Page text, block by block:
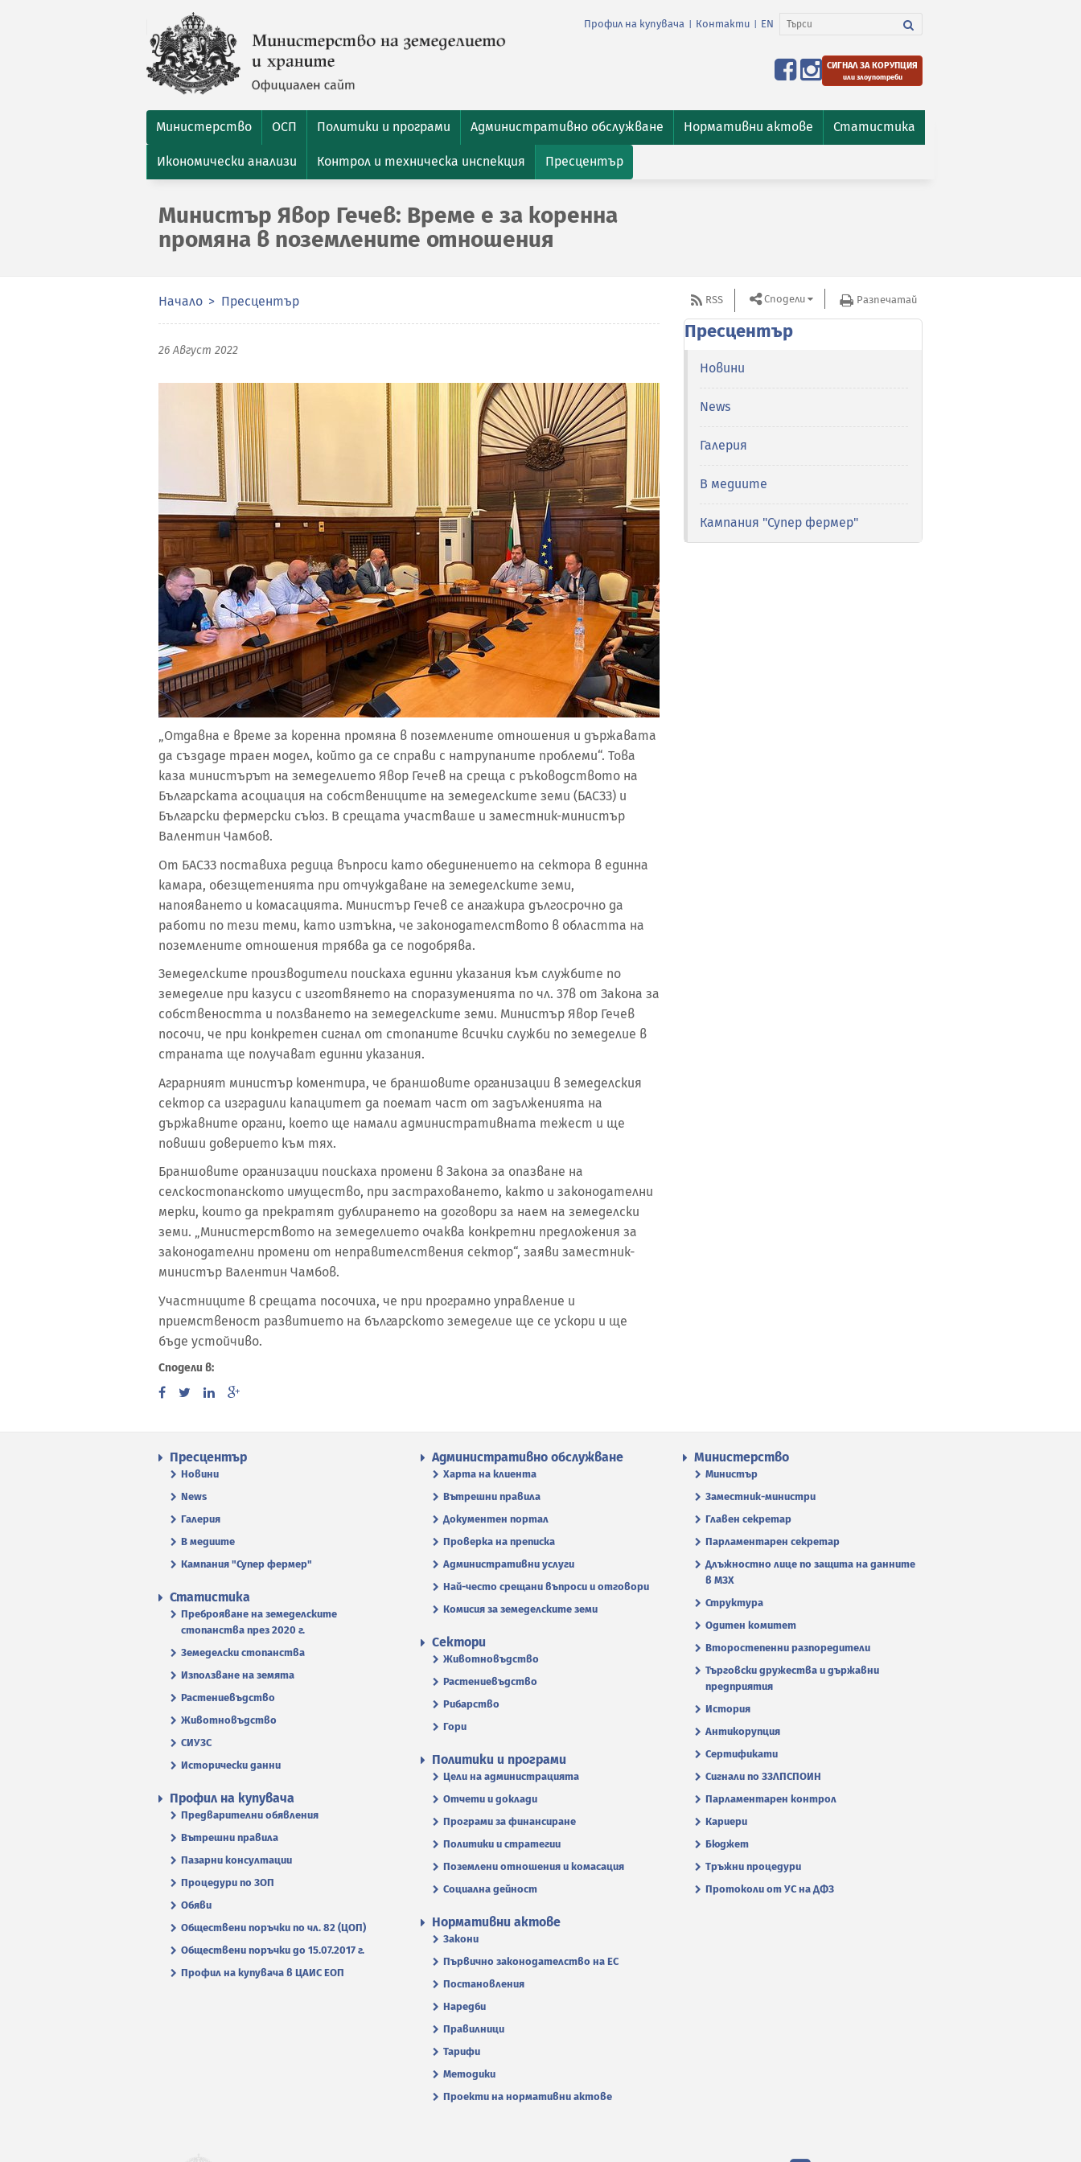
Профил на купувача Контакти EN
СИГНАЛ ЗА КОРУПЦИЯ
или злоупотреби
Министерство ОСП Политики и програми Административно обслужване Нормативни актове Статистика
Икономически анализи Контрол и техническа инспекция Пресцентър
Министър Явор Гечев: Време е за коренна
промяна в поземлените отношения
Начало Пресцентър
26 Август 2022
„Отдавна е време за коренна промяна в поземлените отношения и държавата
да създаде траен модел, който да се справи с натрупаните проблеми“. Това
каза министърът на земеделието Явор Гечев на среща с ръководството на
Българската асоциация на собствениците на земеделските земи (БАСЗЗ) и
Български фермерски съюз. В срещата участваше и заместник-министър
Валентин Чамбов.
От БАСЗЗ поставиха редица въпроси като обединението на сектора в единна
камара, обезщетенията при отчуждаване на земеделските земи,
напояването и комасацията. Министър Гечев се ангажира дългосрочно да
работи по тези теми, като изтъкна, че законодателството в областта на
поземлените отношения трябва да се подобрява.
Земеделските производители поискаха единни указания към службите по
земеделие при казуси с изготвянето на споразуменията по чл. 37в от Закона за
собствеността и ползването на земеделските земи. Министър Явор Гечев
посочи, че при конкретен сигнал от стопаните всички служби по земеделие в
страната ще получават единни указания.
Аграрният министър коментира, че браншовите организации в земеделския
сектор са изградили капацитет да поемат част от задълженията на
държавните органи, което ще намали административната тежест и ще
повиши доверието към тях.
Браншовите организации поискаха промени в Закона за опазване на
селскостопанското имущество, при застраховането, както и законодателни
мерки, които да прекратят дублирането на договори за наем на земеделски
земи. „Министерството на земеделието очаква конкретни предложения за
законодателни промени от неправителствения сектор“, заяви заместник-
министър Валентин Чамбов.
Участниците в срещата посочиха, че при програмно управление и
приемственост развитието на българското земеделие ще се ускори и ще
бъде устойчиво.
Сподели в:
RSS Сподели Разпечатай
Пресцентър
Новини
News
Галерия
В медиите
Кампания "Супер фермер"
Пресцентър
Новини
News
Галерия
В медиите
Кампания "Супер фермер"
Административно обслужване
Харта на клиента
Вътрешни правила
Документен портал
Проверка на преписка
Административни услуги
Най-често срещани въпроси и отговори
Комисия за земеделските земи
Министерство
Министър
Заместник-министри
Главен секретар
Парламентарен секретар
Длъжностно лице по защита на данните
в МЗХ
Структура
Одитен комитет
Второстепенни разпоредители
Търговски дружества и държавни
предприятия
История
Антикорупция
Сертификати
Сигнали по ЗЗЛПСПОИН
Парламентарен контрол
Кариери
Бюджет
Тръжни процедури
Протоколи от УС на ДФЗ
Статистика
Преброяване на земеделските
стопанства през 2020 г.
Земеделски стопанства
Използване на земята
Растениевъдство
Животновъдство
СИУЗС
Исторически данни
Сектори
Животновъдство
Растениевъдство
Рибарство
Гори
Политики и програми
Цели на администрацията
Отчети и доклади
Програми за финансиране
Политики и стратегии
Поземлени отношения и комасация
Социална дейност
Профил на купувача
Предварителни обявления
Вътрешни правила
Пазарни консултации
Процедури по ЗОП
Обяви
Обществени поръчки по чл. 82 (ЦОП)
Обществени поръчки до 15.07.2017 г.
Профил на купувача в ЦАИС ЕОП
Нормативни актове
Закони
Първично законодателство на ЕС
Постановления
Наредби
Правилници
Тарифи
Методики
Проекти на нормативни актове